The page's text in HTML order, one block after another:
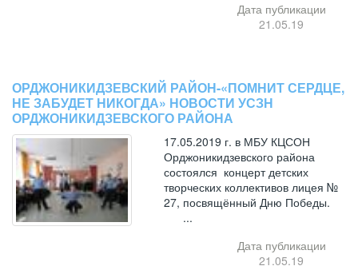
Дата публикации
21.05.19
ОРДЖОНИКИДЗЕВСКИЙ РАЙОН-«ПОМНИТ СЕРДЦЕ,
НЕ ЗАБУДЕТ НИКОГДА» НОВОСТИ УСЗН
ОРДЖОНИКИДЗЕВСКОГО РАЙОНА
17.05.2019 г. в МБУ КЦСОН
Орджоникидзевского района
состоялся концерт детских
творческих коллективов лицея №
27, посвящённый Дню Победы.
...
Дата публикации
21.05.19